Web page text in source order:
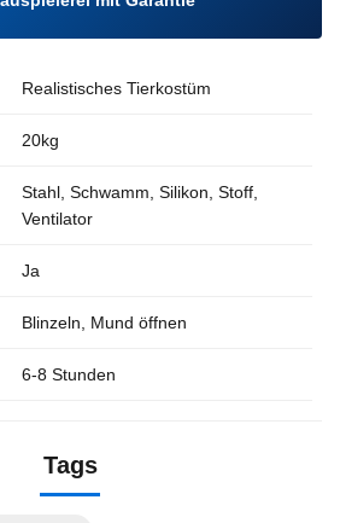
Realistisches Tierkostüm
20kg
Stahl, Schwamm, Silikon, Stoff,
Ventilator
Ja
Blinzeln, Mund öffnen
6-8 Stunden
Tags